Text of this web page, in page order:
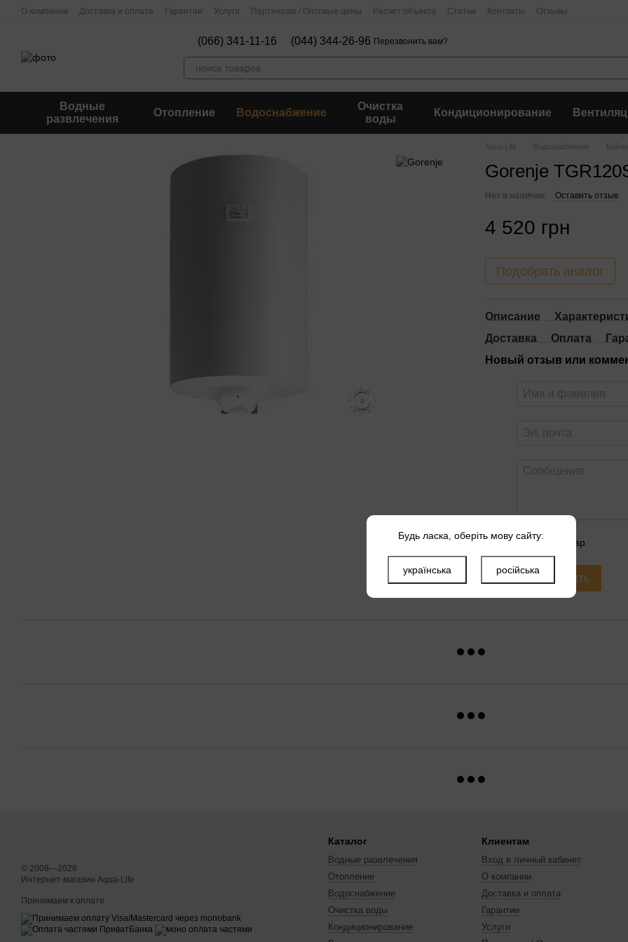
Перейти к основному контенту
О компании Доставка и оплата Гарантии Услуги Партнерам / Оптовые цены Расчет объекта Статьи Контакты Отзывы
(066) 341-11-16 (044) 344-26-96 Перезвонить вам?
Водные
развлечения
Отопление Водоснабжение
Очистка
воды
Кондиционирование
Aqua Life Водоснабжение
Gorenje
Нет в наличии Оставить отзыв
4 520 грн
Подобрать аналог
Описание
Доставка
Оплата
Новый отзыв или
Оцените товар
Отправить
© 2009—2026
Интернет-магазин Aqua-Life
Принимаем к оплате
Каталог
Водные развлечения
Отопление
Водоснабжение
Очистка воды
Кондиционирование
Клиентам
Вход в личный кабинет
О компании
Доставка и оплата
Гарантии
Услуги
Будь ласка, оберіть мову сайту:
українська російська